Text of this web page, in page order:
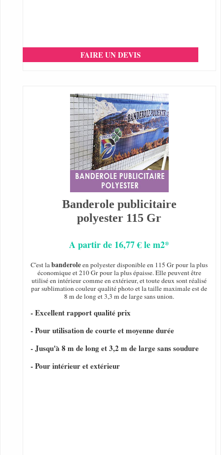
FAIRE UN DEVIS
Banderole publicitaire
polyester 115 Gr
A partir de 16,77 € le m2*
C'est labanderoleen polyester disponible en 115 Gr pour la plus
économique et 210 Gr pour la plus épaisse. Elle peuvent être
utilisé en intérieur comme en extérieur, et toute deux sont réalisé
par sublimation couleur qualité photo et la taille maximale est de
8 m de long et 3,3 m de large sans union.
- Excellent rapport qualité prix
- Pour utilisation de courte et moyenne durée
- Jusqu'à 8 m de long et 3,2 m de large sans soudure
- Pour intérieur et extérieur